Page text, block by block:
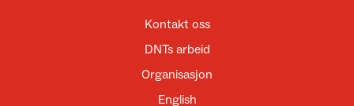
Kontakt oss
DNTs arbeid
Organisasjon
English